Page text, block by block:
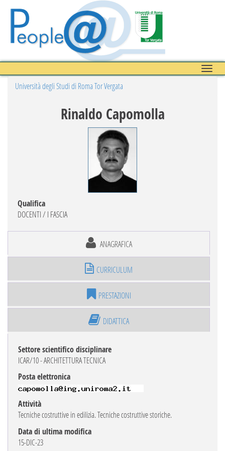
Toggle
Università degli Studi di Roma Tor Vergata
Rinaldo Capomolla
Qualifica
DOCENTI / I FASCIA
ANAGRAFICA
CURRICULUM
PRESTAZIONI
DIDATTICA
Settore scientifico disciplinare
ICAR/10 - ARCHITETTURA TECNICA
Posta elettronica
Attività
Tecniche costruttive in edilizia. Tecniche costruttive storiche.
Data di ultima modifica
15-DIC-23